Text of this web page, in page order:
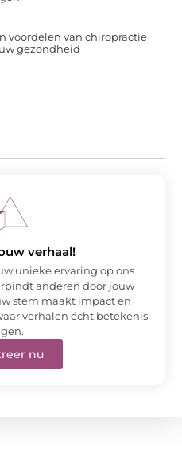
voordelen van chiropractie
gezondheid
verhaal!
unieke ervaring op ons
anderen door jouw
stem maakt impact en
verhalen écht betekenis
nu